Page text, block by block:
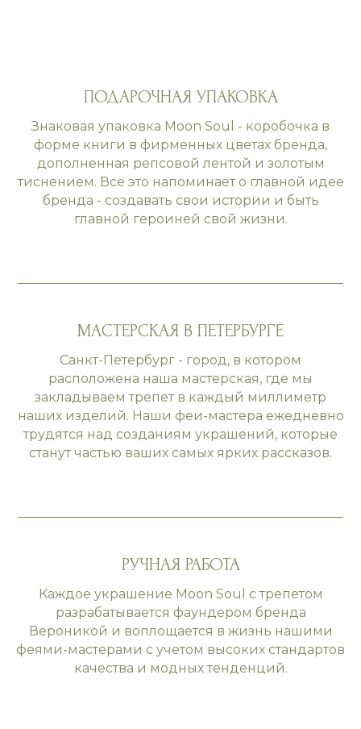
ПОДАРОЧНАЯ УПАКОВКА
Знаковая упаковка Moon Soul - коробочка в
форме книги в фирменных цветах бренда,
дополненная репсовой лентой и золотым
тиснением. Все это напоминает о главной идее
бренда - создавать свои истории и быть
главной героиней свой жизни.
МАСТЕРСКАЯ В ПЕТЕРБУРГЕ
Санкт-Петербург - город, в котором
расположена наша мастерская, где мы
закладываем трепет в каждый миллиметр
наших изделий. Наши феи-мастера ежедневно
трудятся над созданиям украшений, которые
станут частью ваших самых ярких рассказов.
РУЧНАЯ РАБОТА
Каждое украшение Moon Soul с трепетом
разрабатывается фаундером бренда
Вероникой и воплощается в жизнь нашими
феями-мастерами с учетом высоких стандартов
качества и модных тенденций.